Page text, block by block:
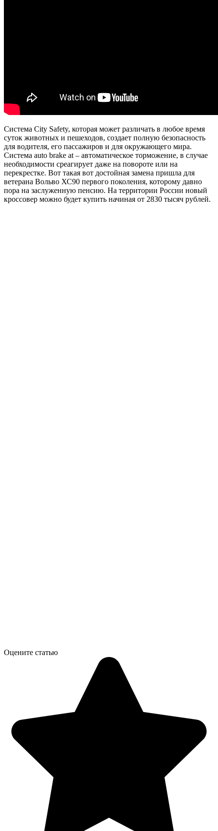
Система City Safety, которая может различать в любое время
суток животных и пешеходов, создает полную безопасность
для водителя, его пассажиров и для окружающего мира.
Система auto brake at – автоматическое торможение, в случае
необходимости среагирует даже на повороте или на
перекрестке. Вот такая вот достойная замена пришла для
ветерана Вольво ХС90 первого поколения, которому давно
пора на заслуженную пенсию. На территории России новый
кроссовер можно будет купить начиная от 2830 тысяч рублей.
Оцените статью